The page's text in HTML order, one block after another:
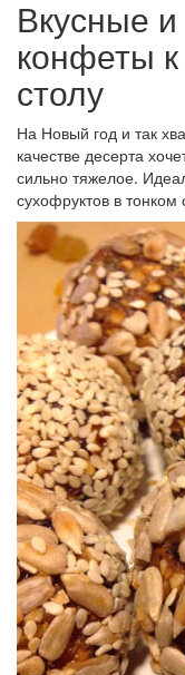
Вкусные
конфеты
столу
На Новый год и так
качестве десерта
сильно тяжелое.
сухофруктов в тонком